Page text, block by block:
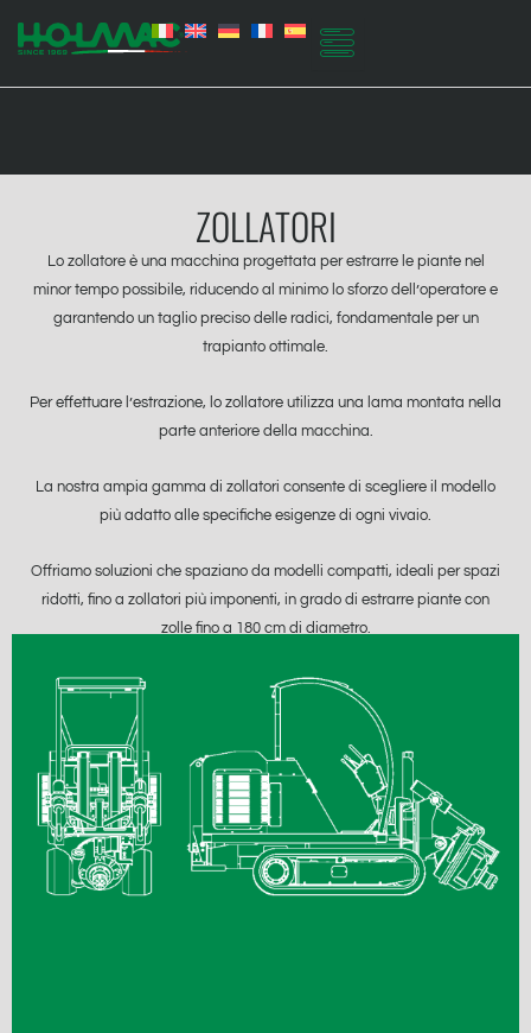
ZOLLATORI
Lo zollatore è una macchina progettata per estrarre le piante nel
minor tempo possibile, riducendo al minimo lo sforzo dell’operatore e
garantendo un taglio preciso delle radici, fondamentale per un
trapianto ottimale.
Per effettuare l’estrazione, lo zollatore utilizza una lama montata nella
parte anteriore della macchina.
La nostra ampia gamma di zollatori consente di scegliere il modello
più adatto alle specifiche esigenze di ogni vivaio.
Offriamo soluzioni che spaziano da modelli compatti, ideali per spazi
ridotti, fino a zollatori più imponenti, in grado di estrarre piante con
zolle fino a 180 cm di diametro.